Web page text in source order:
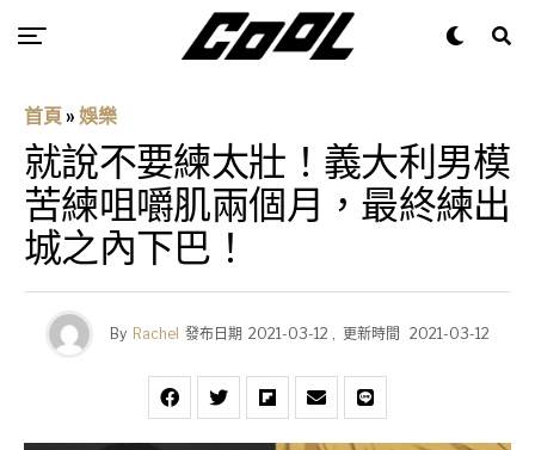
首頁 » 娛樂
就說不要練太壯！義大利男模
苦練咀嚼肌兩個月，最終練出
城之內下巴！
By Rachel 發布日期 2021-03-12 , 更新時間 2021-03-12